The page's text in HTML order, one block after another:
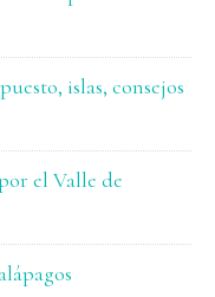
islas, consejos
el Valle de